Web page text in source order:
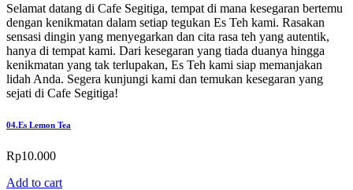
Selamat datang di Cafe Segitiga, tempat di mana kesegaran bertemu
dengan kenikmatan dalam setiap tegukan Es Teh kami. Rasakan
sensasi dingin yang menyegarkan dan cita rasa teh yang autentik,
hanya di tempat kami. Dari kesegaran yang tiada duanya hingga
kenikmatan yang tak terlupakan, Es Teh kami siap memanjakan
lidah Anda. Segera kunjungi kami dan temukan kesegaran yang
sejati di Cafe Segitiga!
04.Es Lemon Tea
Rp10.000
Add to cart